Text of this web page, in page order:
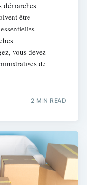
démarches
être
vous devez
de
2 MIN READ